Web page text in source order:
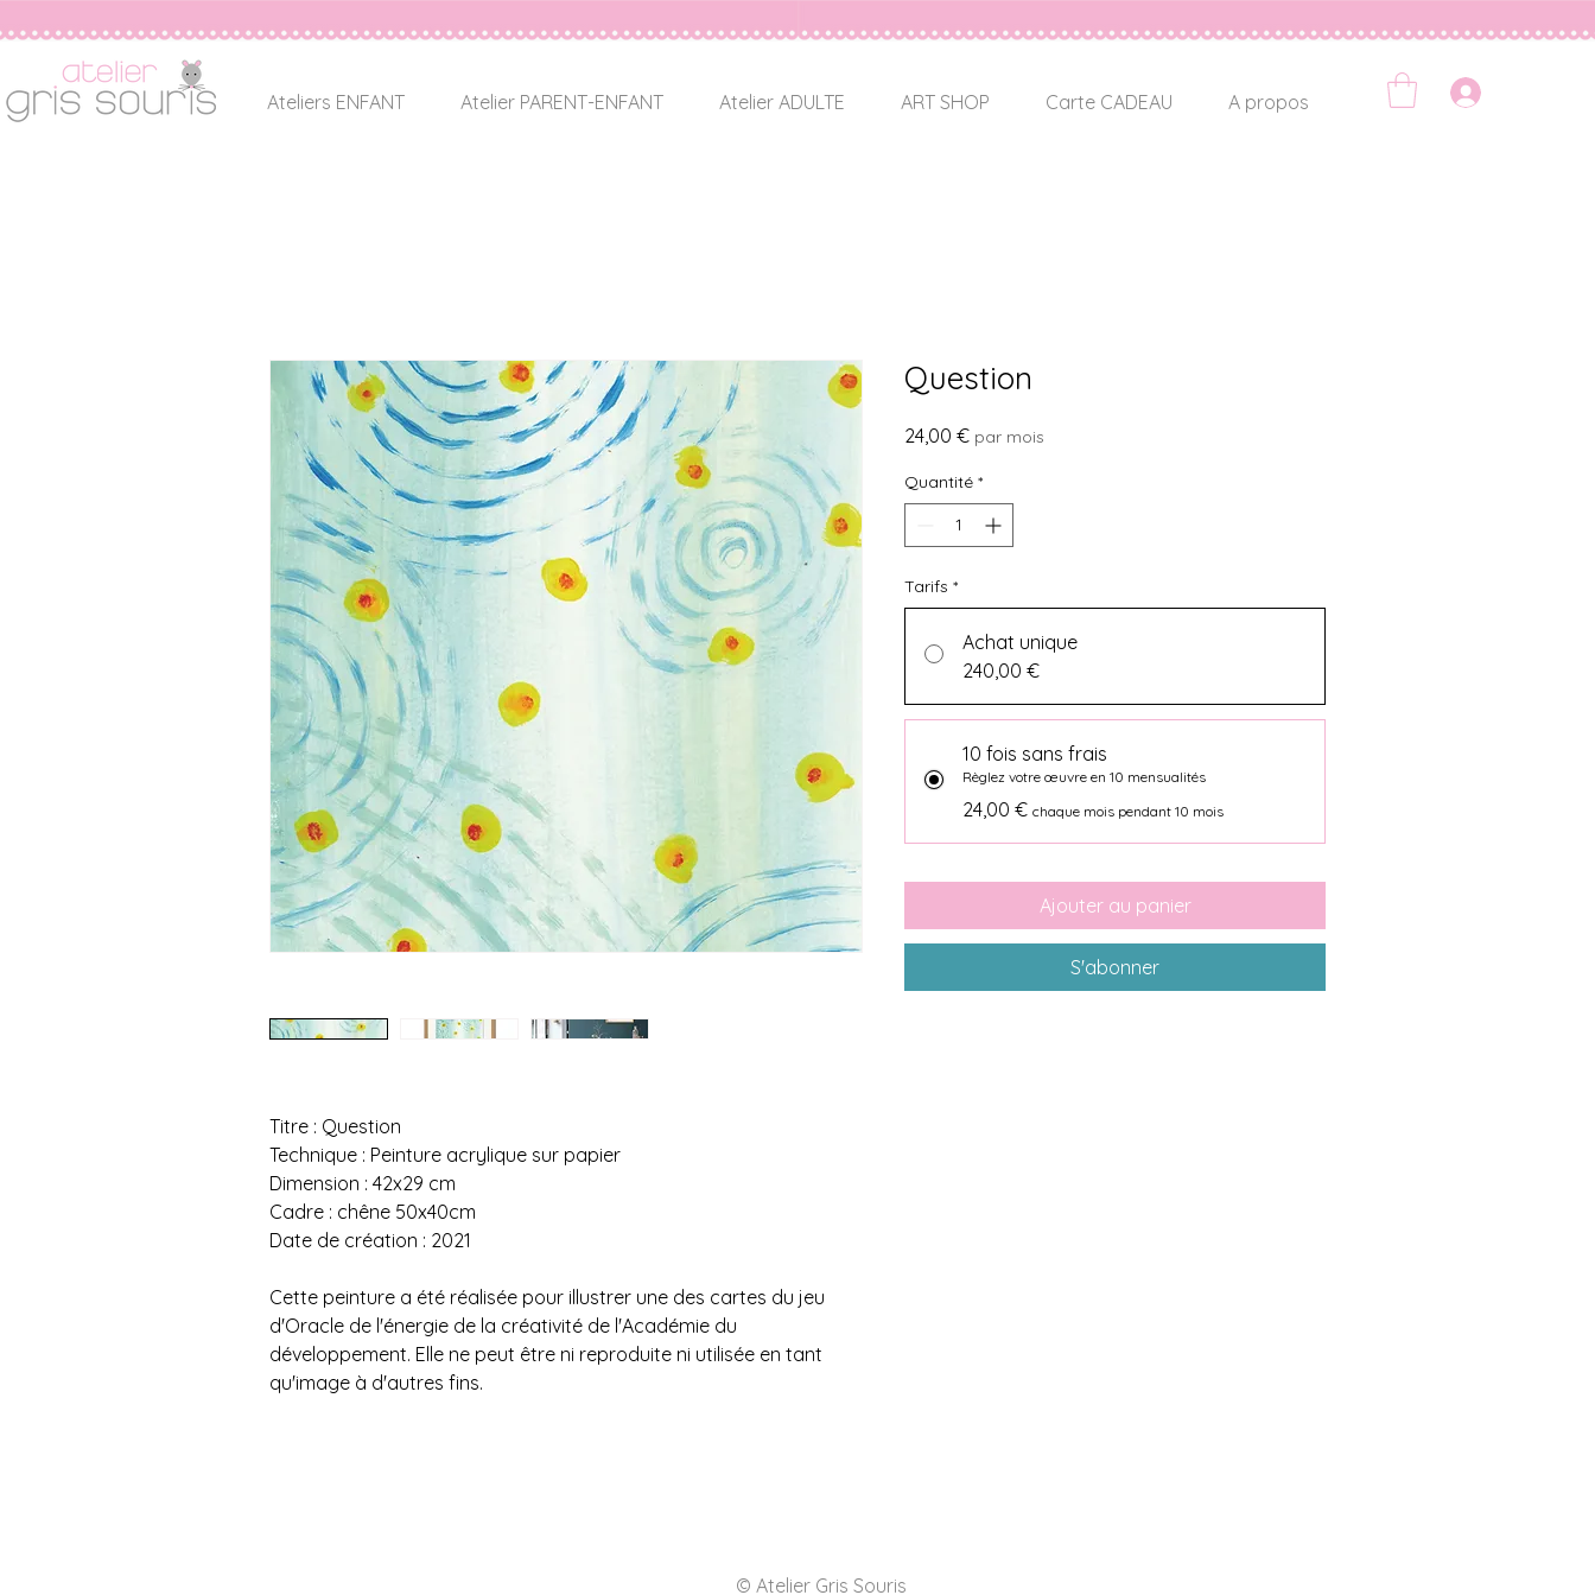
Ateliers ENFANT Atelier PARENT-ENFANT Atelier ADULTE ART SHOP Carte CADEAU A propos
Titre : Question
Technique : Peinture acrylique sur papier
Dimension : 42x29 cm
Cadre : chêne 50x40cm
Date de création : 2021
Cette peinture a été réalisée pour illustrer une des cartes du jeu
d'Oracle de l'énergie de la créativité de l'Académie du
développement. Elle ne peut être ni reproduite ni utilisée en tant
qu'image à d'autres fins.
Question
24,00 €Prix
par mois
Quantité *
Tarifs *
Achat unique
240,00 €
10 fois sans frais
Règlez votre œuvre en 10 mensualités
24,00 € chaque mois pendant 10 mois
Ajouter au panier
S'abonner
© Atelier Gris Souris